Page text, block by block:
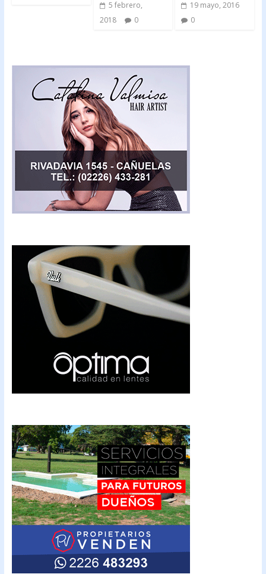
5 febrero,
2018
0
19 mayo, 2016
0